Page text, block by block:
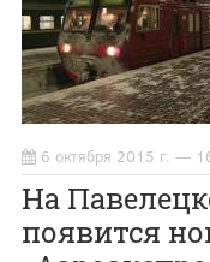
6 октября 2015 г. —
На
появится